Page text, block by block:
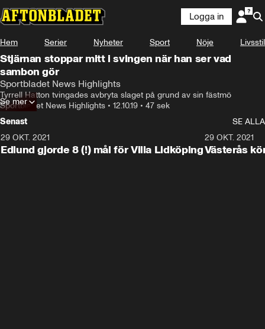
Logga in
Hem Serier Nyheter Sport Nöje Livsstil
Stjärnan stoppar mitt i svingen när han ser vad
sambon gör
Sportbladet News Highlights
Tyrrell Hatton tvingades avbryta slaget på grund av sin fästmö
Sportbladet News Highlights • 12.10.19 • 47 sek
Se mer
Senast
SE ALLA
29 OKT. 2021
Edlund gjorde 8 (!) mål för Villa Lidköping
29 OKT. 2021
Västerås